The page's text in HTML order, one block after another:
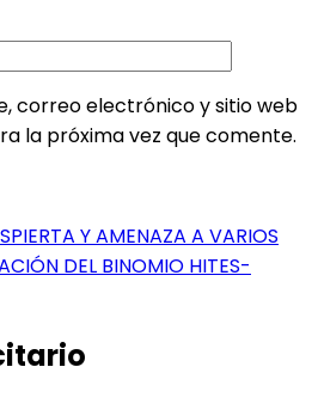
correo electrónico y sitio web
la próxima vez que comente.
Y AMENAZA A VARIOS
DEL BINOMIO HITES-